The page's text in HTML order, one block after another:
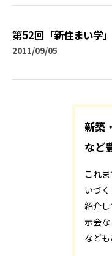
第52回「新住まい学
2011/09/05
新築
など
これ
いづ
紹介
示会
なども